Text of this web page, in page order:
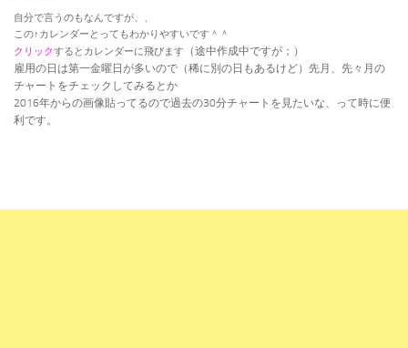
自分で言うのもなんですが、、
この↑カレンダーとってもわかりやすいです＾＾
クリックするとカレンダーに飛びます
（途中作成中ですが；）
雇用の日は第一金曜日が多いので（稀に別の日もあるけど）先月、先々月の
チャートをチェックしてみるとか
2016年からの画像貼ってるので過去の30分チャートを見たいな、って時に便
利です。